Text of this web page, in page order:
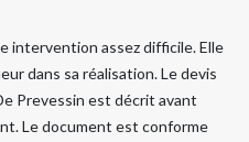
intervention assez difficile. Elle
dans sa réalisation. Le devis
Prevessin est décrit avant
Le document est conforme